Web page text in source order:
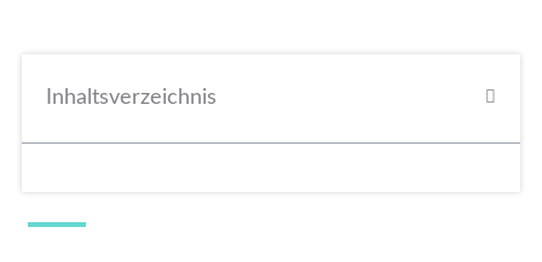
Inhaltsverzeichnis